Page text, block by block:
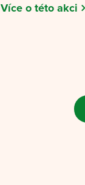
Více o této akci